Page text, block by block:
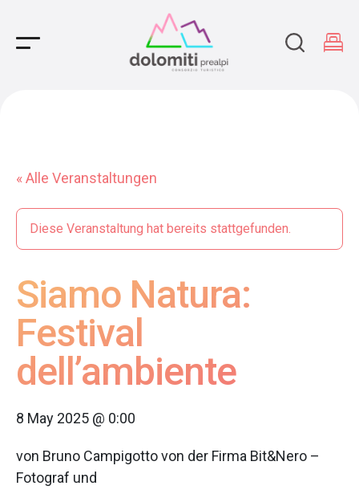
Main Navigation
« Alle Veranstaltungen
Diese Veranstaltung hat bereits stattgefunden.
Siamo Natura:
Festival
dell’ambiente
8 May 2025 @ 0:00
von Bruno Campigotto von der Firma Bit&Nero –
Fotograf und